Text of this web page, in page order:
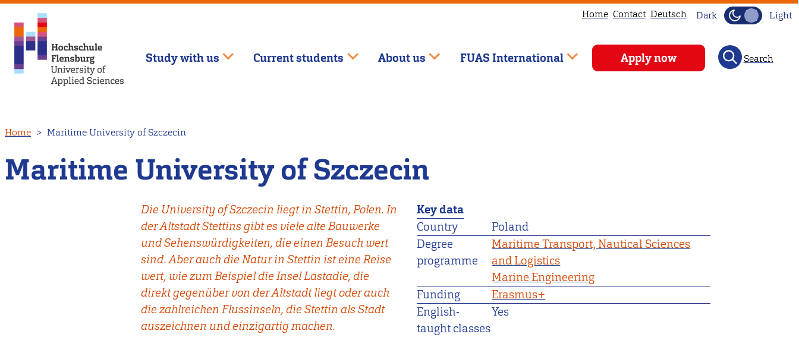
to
main
content
Home Contact Deutsch Dark Light
Study with us Current students About us FUAS International Apply now Search
Home Maritime University of Szczecin
Maritime University of Szczecin
Key data
Country
Poland
Degree
programme
Maritime Transport, Nautical Sciences
and Logistics
Marine Engineering
Funding
Erasmus+
English-
taught classes
Yes
Die University of Szczecin liegt in Stettin, Polen. In
der Altstadt Stettins gibt es viele alte Bauwerke
und Sehenswürdigkeiten, die einen Besuch wert
sind. Aber auch die Natur in Stettin ist eine Reise
wert, wie zum Beispiel die Insel Lastadie, die
direkt gegenüber von der Altstadt liegt oder auch
die zahlreichen Flussinseln, die Stettin als Stadt
auszeichnen und einzigartig machen.